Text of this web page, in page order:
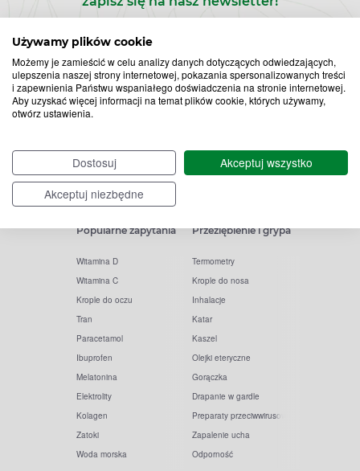
Używamy plików cookie
Możemy je zamieścić w celu analizy danych dotyczących odwiedzających,
ulepszenia naszej strony internetowej, pokazania spersonalizowanych treści
i zapewnienia Państwu wspaniałego doświadczenia na stronie internetowej.
Aby uzyskać więcej informacji na temat plików cookie, których używamy,
otwórz ustawienia.
Dostosuj
Akceptuj wszystko
Akceptuj niezbędne
Zapisz
do
newslettera
Chcę otrzymywać newsletter Apteline* rozwiń>
Popularne zapytania
Witamina D
Witamina C
Krople do oczu
Tran
Paracetamol
Ibuprofen
Melatonina
Elektrolity
Kolagen
Zatoki
Woda morska
Przeziębienie i grypa
Termometry
Krople do nosa
Inhalacje
Katar
Kaszel
Olejki eteryczne
Gorączka
Drapanie w gardle
Preparaty przeciwwirusowe
Zapalenie ucha
Odporność